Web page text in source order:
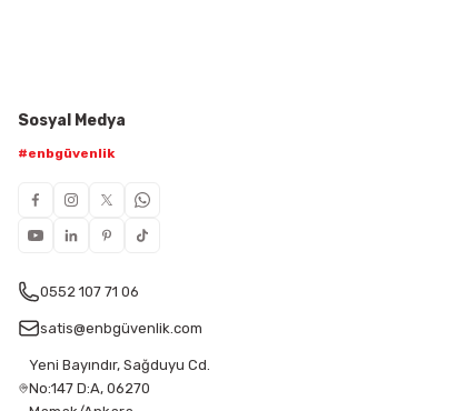
Sosyal Medya
#enbgüvenlik
0552 107 71 06
satis@enbgüvenlik.com
Yeni Bayındır, Sağduyu Cd.
No:147 D:A, 06270